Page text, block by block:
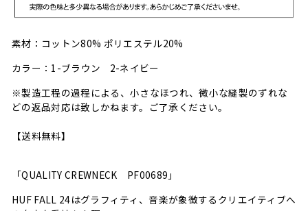
素材：コットン80% ポリエステル20%
カラー：1-ブラウン 2-ネイビー
※製造工程の過程による、小さなほつれ、微小な縫製のずれな
どの返品対応は致しかねます。ご了承ください。
【送料無料】
「QUALITY CREWNECK PF00689」
HUF FALL 24はグラフィティ、音楽が象徴するクリエイティブへ